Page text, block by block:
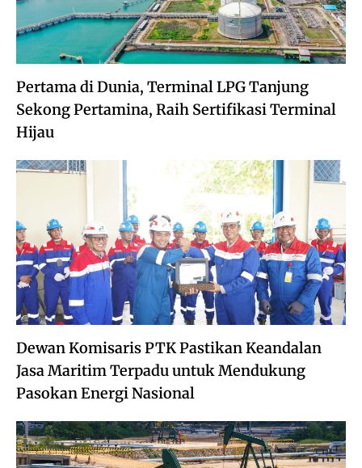
Pertama di Dunia, Terminal LPG Tanjung
Sekong Pertamina, Raih Sertifikasi Terminal
Hijau
Dewan Komisaris PTK Pastikan Keandalan
Jasa Maritim Terpadu untuk Mendukung
Pasokan Energi Nasional